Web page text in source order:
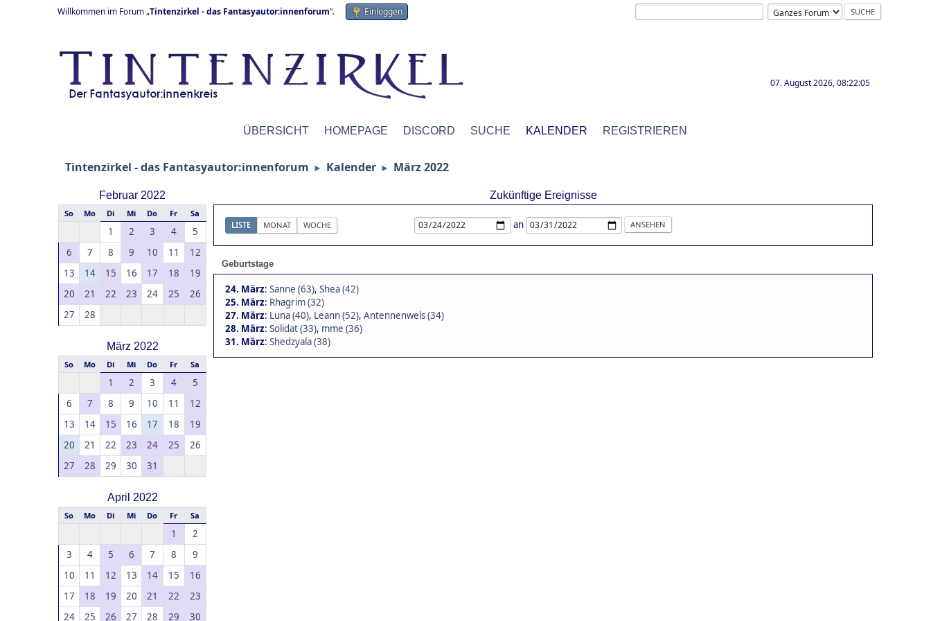
Willkommen im Forum „Tintenzirkel - das Fantasyautor:innenforum“. Einloggen
07. August 2026, 08:22:05
ÜBERSICHT HOMEPAGE DISCORD SUCHE KALENDER REGISTRIEREN
Tintenzirkel - das Fantasyautor:innenforum ► Kalender ► März 2022
Februar 2022
So Mo Di Mi Do Fr Sa
1 2 3 4
5
6
7 8 9 10 11
12
13
14 15 16 17 18
19
20
21 22 23 24 25
26
27
28
März 2022
So Mo Di Mi Do Fr Sa
1 2 3 4
5
6
7 8 9 10 11
12
13
14 15 16 17 18
19
20
21 22 23 24 25
26
27
28 29 30 31
April 2022
So Mo Di Mi Do Fr Sa
1
2
3
4 5 6 7 8
9
10
11 12 13 14 15
16
17
18 19 20 21 22
23
24
25 26 27 28 29 30
Zukünftige Ereignisse
LISTE MONAT WOCHE an
Geburtstage
24. März: Sanne (63), Shea (42)
25. März: Rhagrim (32)
27. März: Luna (40), Leann (52), Antennenwels (34)
28. März: Solidat (33), mme (36)
31. März: Shedzyala (38)